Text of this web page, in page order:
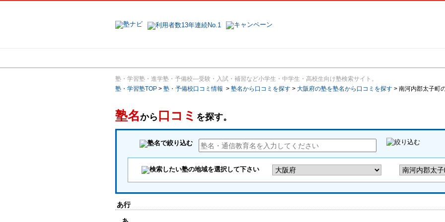
塾・学習塾・進学塾・予備校―受験・入試・補習など小学生・中学生・高校生向け塾検索サイト。
塾・学習塾TOP > 塾・予備校口コミ情報 > 塾名から口コミを探す > 大阪府の塾を塾名から口コミを探す > 南河内郡太子町
塾名から 口コミ を探す。
あ行